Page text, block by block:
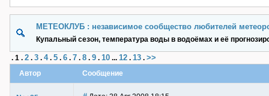
МЕТЕОКЛУБ : независимое сообщество любителей
Купальный сезон, температура воды в водоёмах и её
. 1 . 2 . 3 . 4. 5 . 6 . 7 . 8 . 9 . 10 ... 12 . 13 . >>
Автор Сообщение